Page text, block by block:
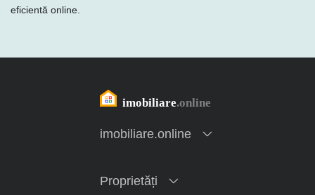
eficientă online.
imobiliare.online
Proprietăți